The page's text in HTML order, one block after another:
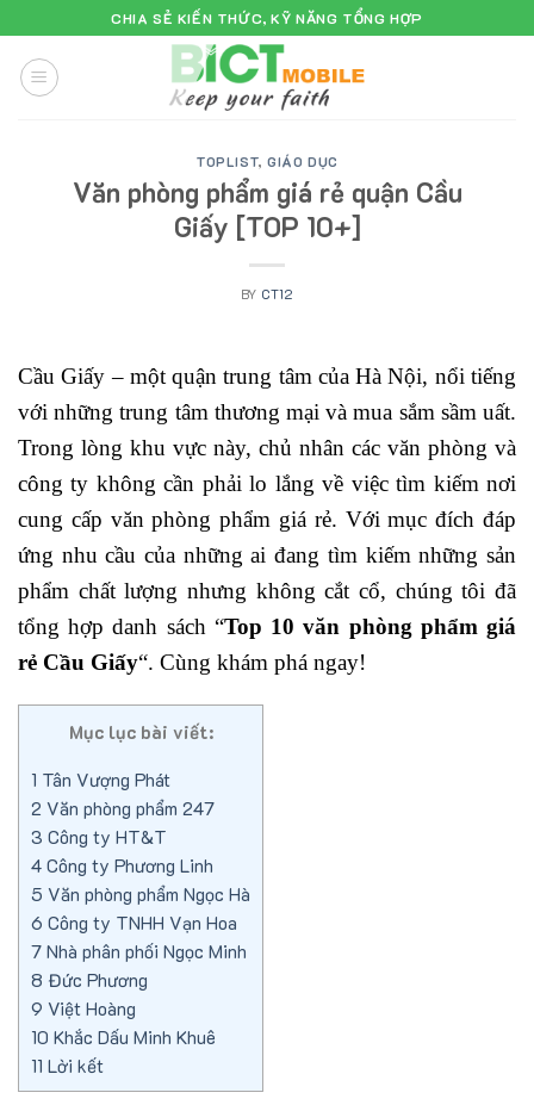
to
content
CHIA SẺ KIẾN THỨC, KỸ NĂNG TỔNG HỢP
TOPLIST,GIÁO DỤC
Văn phòng phẩm giá rẻ quận Cầu
Giấy [TOP 10+]
BY CT12
Cầu Giấy – một quận trung tâm của Hà Nội, nổi tiếng
với những trung tâm thương mại và mua sắm sầm uất.
Trong lòng khu vực này, chủ nhân các văn phòng và
công ty không cần phải lo lắng về việc tìm kiếm nơi
cung cấp văn phòng phẩm giá rẻ. Với mục đích đáp
ứng nhu cầu của những ai đang tìm kiếm những sản
phẩm chất lượng nhưng không cắt cổ, chúng tôi đã
tổng hợp danh sách “Top 10 văn phòng phẩm giá
rẻ Cầu Giấy“. Cùng khám phá ngay!
Mục lục bài viết:
1 Tân Vượng Phát
2 Văn phòng phẩm 247
3 Công ty HT&T
4 Công ty Phương Linh
5 Văn phòng phẩm Ngọc Hà
6 Công ty TNHH Vạn Hoa
7 Nhà phân phối Ngọc Minh
8 Đức Phương
9 Việt Hoàng
10 Khắc Dấu Minh Khuê
11 Lời kết